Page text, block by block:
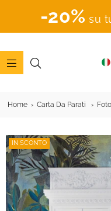
-20% su
Home Carta Da Parati
IN SCONTO